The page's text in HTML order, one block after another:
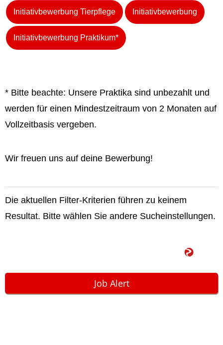
Initiativbewerbung Tierpflege Initiativbewerbung
Initiativbewerbung Praktikum*
* Bitte beachte: Unsere Praktika sind unbezahlt und
werden für einen Mindestzeitraum von 2 Monaten auf
Vollzeitbasis vergeben.
Wir freuen uns auf deine Bewerbung!
Die aktuellen Filter-Kriterien führen zu keinem
Resultat. Bitte wählen Sie andere Sucheinstellungen.
Job Alert